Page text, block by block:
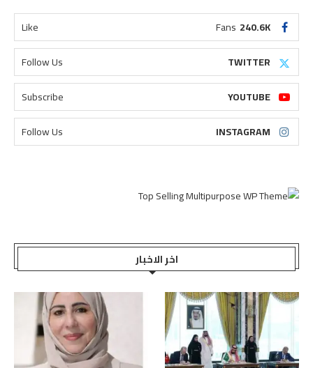
240.6K
Fans
Like
TWITTER
Follow Us
YOUTUBE
Subscribe
INSTAGRAM
Follow Us
اخر الاخبار